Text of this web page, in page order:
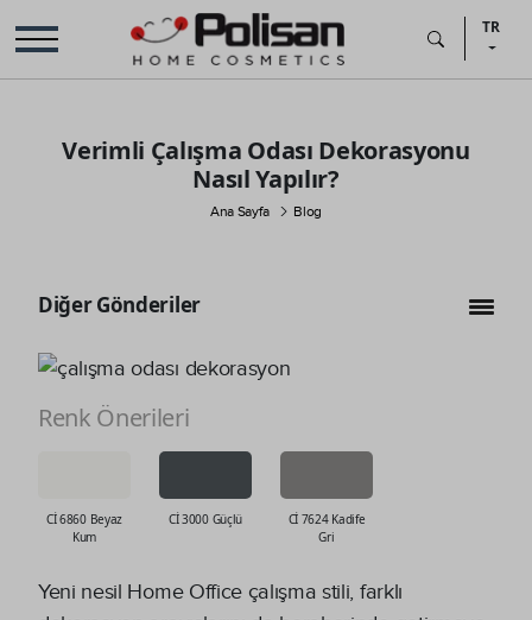
TR
Verimli Çalışma Odası Dekorasyonu
Nasıl Yapılır?
Ana Sayfa Blog
Diğer Gönderiler
Renk Önerileri
Cİ 6860 Beyaz
Kum
Cİ 3000 Güçlü
Cİ 7624 Kadife
Gri
Yeni nesil Home Office çalışma stili, farklı